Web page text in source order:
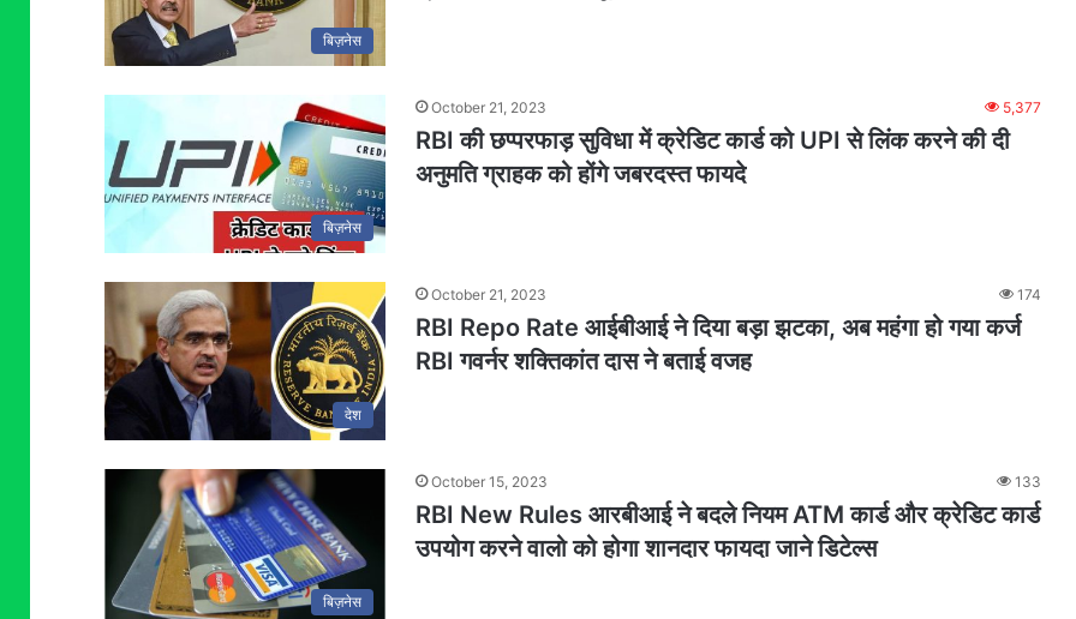
बिज़नेस
बिज़नेस
October 21, 2023 5,377
RBI की छप्परफाड़ सुविधा में क्रेडिट कार्ड को UPI से लिंक करने की दी
अनुमति ग्राहक को होंगे जबरदस्त फायदे
देश
October 21, 2023 174
RBI Repo Rate आईबीआई ने दिया बड़ा झटका, अब महंगा हो गया कर्ज
RBI गवर्नर शक्तिकांत दास ने बताई वजह
बिज़नेस
October 15, 2023 133
RBI New Rules आरबीआई ने बदले नियम ATM कार्ड और क्रेडिट कार्ड
उपयोग करने वालो को होगा शानदार फायदा जाने डिटेल्स